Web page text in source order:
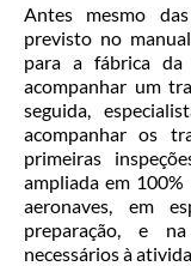
Antes mesmo
previsto no
para a fábrica da
acompanhar um
seguida,
acompanhar os
primeiras
ampliada em
aeronaves, em
preparação, e
necessários à